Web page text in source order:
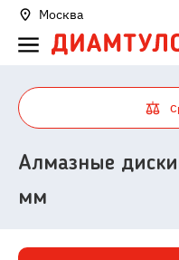
Москва
Алмазные диски
мм